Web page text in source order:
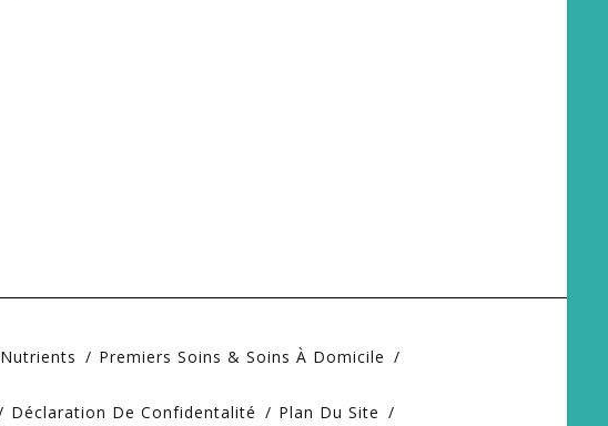
Nutrients
Premiers Soins & Soins À Domicile
Déclaration De Confidentalité Plan Du Site